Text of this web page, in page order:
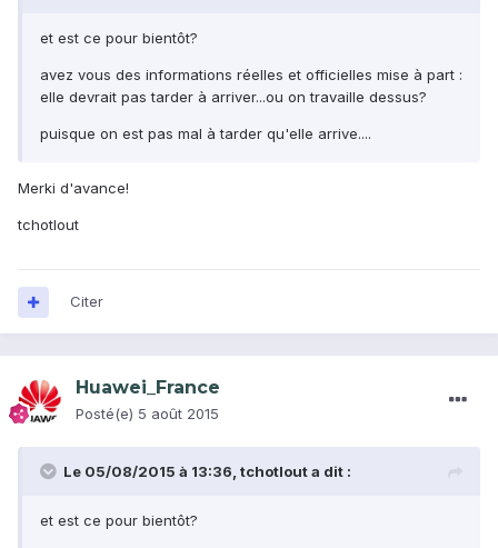
et est ce pour bientôt?
avez vous des informations réelles et officielles mise à part :
elle devrait pas tarder à arriver...ou on travaille dessus?
puisque on est pas mal à tarder qu'elle arrive....
Merki d'avance!
tchotlout
Citer
Huawei_France
Posté(e) 5 août 2015
Le 05/08/2015 à 13:36, tchotlout a dit :
et est ce pour bientôt?